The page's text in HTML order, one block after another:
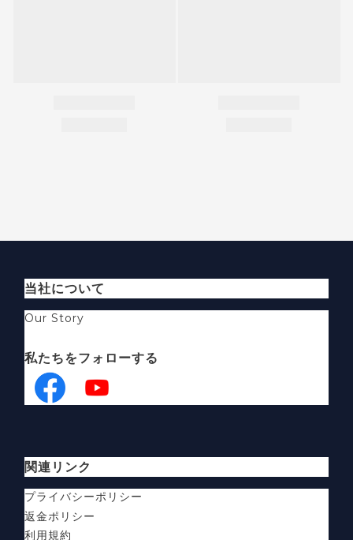
当社について
Our Story
私たちをフォローする
関連リンク
プライバシーポリシー
返金ポリシー
利用規約